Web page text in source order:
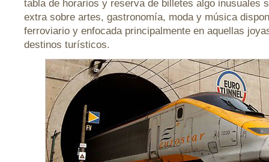
tabla de horarios y reserva de billetes algo inusuales
extra sobre artes, gastronomía, moda y música
ferroviario y enfocada principalmente en aquellas
destinos turísticos.